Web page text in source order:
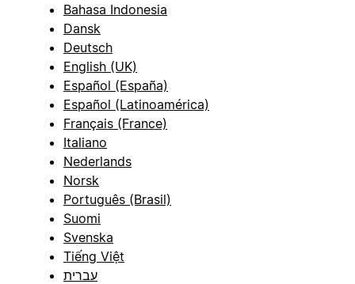
Bahasa Indonesia
Dansk
Deutsch
English (UK)
Español (España)
Español (Latinoamérica)
Français (France)
Italiano
Nederlands
Norsk
Português (Brasil)
Suomi
Svenska
Tiếng Việt
עברית